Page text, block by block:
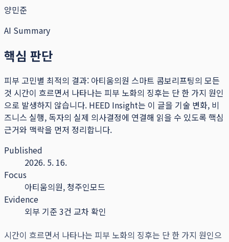
양민준
AI Summary
핵심 판단
피부 고민별 최적의 결과: 아티움의원 스마트 콤보리프팅의 모든
것 시간이 흐르면서 나타나는 피부 노화의 징후는 단 한 가지 원인
으로 발생하지 않습니다. HEED Insight는 이 글을 기술 변화, 비
즈니스 실행, 독자의 실제 의사결정에 연결해 읽을 수 있도록 핵심
근거와 맥락을 먼저 정리합니다.
Published
2026. 5. 16.
Focus
아티움의원, 청주인모드
Evidence
외부 기준 3건 교차 확인
시간이 흐르면서 나타나는 피부 노화의 징후는 단 한 가지 원인으